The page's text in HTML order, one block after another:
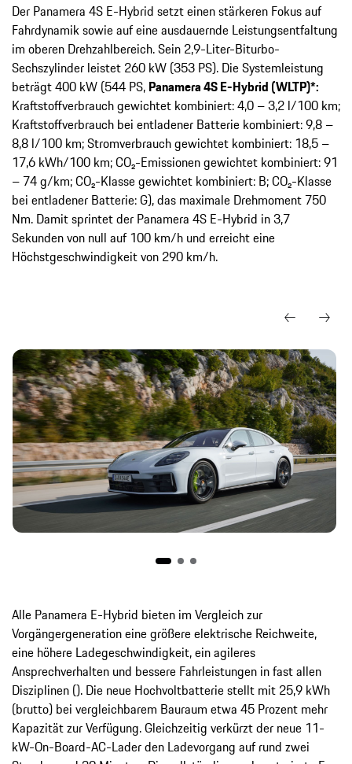
Der Panamera 4S E-Hybrid setzt einen stärkeren Fokus auf
Fahrdynamik sowie auf eine ausdauernde Leistungsentfaltung
im oberen Drehzahlbereich. Sein 2,9-Liter-Biturbo-
Sechszylinder leistet 260 kW (353 PS). Die Systemleistung
beträgt 400 kW (544 PS, Panamera 4S E-Hybrid (WLTP)*:
Kraftstoffverbrauch gewichtet kombiniert: 4,0 – 3,2 l/100 km;
Kraftstoffverbrauch bei entladener Batterie kombiniert: 9,8 –
8,8 l/100 km; Stromverbrauch gewichtet kombiniert: 18,5 –
17,6 kWh/100 km; CO₂-Emissionen gewichtet kombiniert: 91
– 74 g/km; CO₂-Klasse gewichtet kombiniert: B; CO₂-Klasse
bei entladener Batterie: G), das maximale Drehmoment 750
Nm. Damit sprintet der Panamera 4S E-Hybrid in 3,7
Sekunden von null auf 100 km/h und erreicht eine
Höchstgeschwindigkeit von 290 km/h.
Alle Panamera E-Hybrid bieten im Vergleich zur
Vorgängergeneration eine größere elektrische Reichweite,
eine höhere Ladegeschwindigkeit, ein agileres
Ansprechverhalten und bessere Fahrleistungen in fast allen
Disziplinen (). Die neue Hochvoltbatterie stellt mit 25,9 kWh
(brutto) bei vergleichbarem Bauraum etwa 45 Prozent mehr
Kapazität zur Verfügung. Gleichzeitig verkürzt der neue 11-
kW-On-Board-AC-Lader den Ladevorgang auf rund zwei